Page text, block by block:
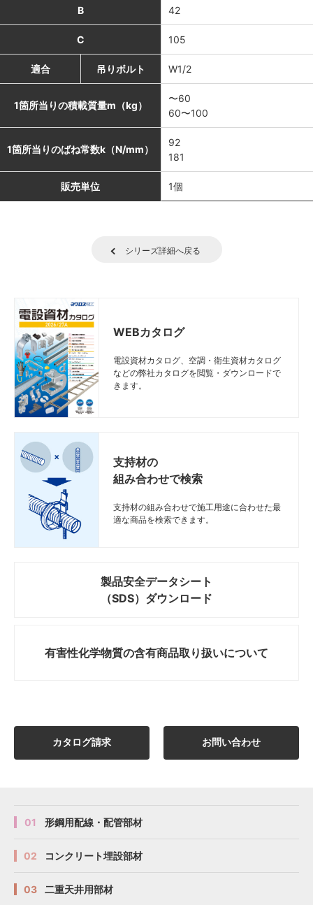
B 42
C 105
適合 吊りボルト W1/2
1箇所当りの積載質量m（kg）
〜60
60〜100
1箇所当りのばね常数k（N/mm）
92
181
販売単位 1個
シリーズ詳細へ戻る
WEBカタログ
電設資材カタログ、空調・衛生資材カタログ
などの弊社カタログを閲覧・ダウンロードで
きます。
支持材の
組み合わせで検索
支持材の組み合わせで施工用途に合わせた最
適な商品を検索できます。
製品安全データシート
（SDS）ダウンロード
有害性化学物質の含有商品取り扱いについて
カタログ請求 お問い合わせ
01 形鋼用配線・配管部材
02 コンクリート埋設部材
03 二重天井用部材